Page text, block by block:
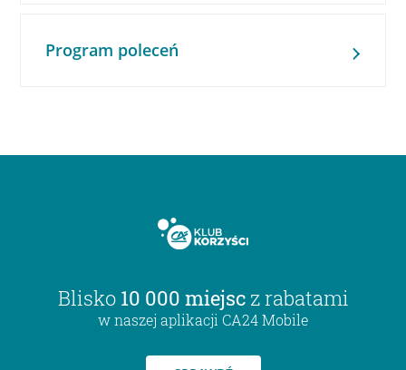
Program poleceń
Blisko 10 000 miejsc z rabatami
w naszej aplikacji CA24 Mobile